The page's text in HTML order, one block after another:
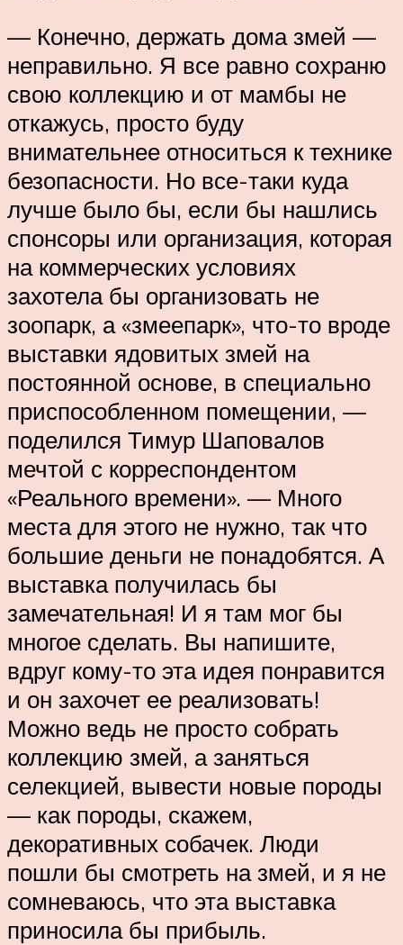
— Конечно, держать дома змей —
неправильно. Я все равно сохраню
свою коллекцию и от мамбы не
откажусь, просто буду
внимательнее относиться к технике
безопасности. Но все-таки куда
лучше было бы, если бы нашлись
спонсоры или организация, которая
на коммерческих условиях
захотела бы организовать не
зоопарк, а «змеепарк», что-то вроде
выставки ядовитых змей на
постоянной основе, в специально
приспособленном помещении, —
поделился Тимур Шаповалов
мечтой с корреспондентом
«Реального времени». — Много
места для этого не нужно, так что
большие деньги не понадобятся. А
выставка получилась бы
замечательная! И я там мог бы
многое сделать. Вы напишите,
вдруг кому-то эта идея понравится
и он захочет ее реализовать!
Можно ведь не просто собрать
коллекцию змей, а заняться
селекцией, вывести новые породы
— как породы, скажем,
декоративных собачек. Люди
пошли бы смотреть на змей, и я не
сомневаюсь, что эта выставка
приносила бы прибыль.